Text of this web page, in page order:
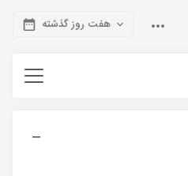
هفت روز گذشته
—